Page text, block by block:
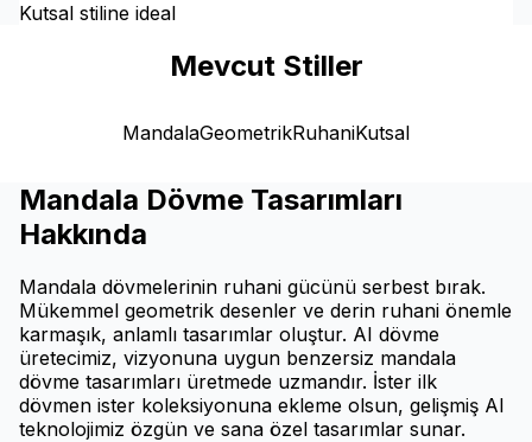
Kutsal stiline ideal
Mevcut Stiller
MandalaGeometrikRuhaniKutsal
Mandala Dövme Tasarımları
Hakkında
Mandala dövmelerinin ruhani gücünü serbest bırak.
Mükemmel geometrik desenler ve derin ruhani önemle
karmaşık, anlamlı tasarımlar oluştur. AI dövme
üretecimiz, vizyonuna uygun benzersiz mandala
dövme tasarımları üretmede uzmandır. İster ilk
dövmen ister koleksiyonuna ekleme olsun, gelişmiş AI
teknolojimiz özgün ve sana özel tasarımlar sunar.